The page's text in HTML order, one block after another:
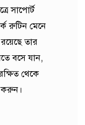
সাপোর্ট
রুটিন মেনে
তার
বসে যান,
থেকে
করুন।